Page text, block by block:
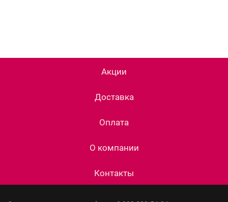
Акции
Доставка
Оплата
О компании
Контакты